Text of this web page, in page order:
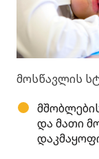
მოსწავლის
და მათი